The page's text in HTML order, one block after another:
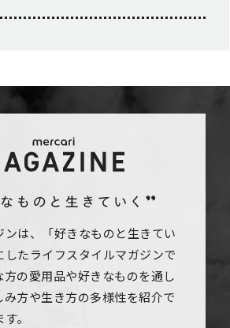
ンは、「好きなものと生きてい
したライフスタイルマガジンで
方の愛用品や好きなものを通し
み方や生き方の多様性を紹介で
。